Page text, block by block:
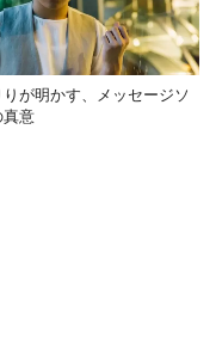
が明かす、メッセージソ
真意